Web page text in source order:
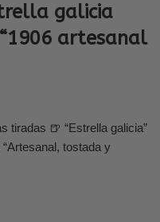
galicia
artesanal
tiradas 🍺 “Estrella galicia”
tostada y